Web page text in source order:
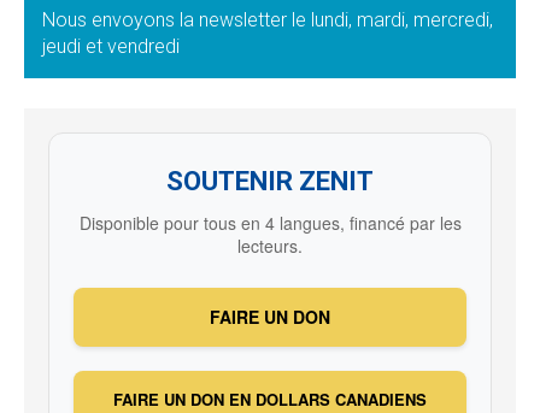
Nous envoyons la newsletter le lundi, mardi, mercredi,
jeudi et vendredi
SOUTENIR ZENIT
Disponible pour tous en 4 langues, financé par les
lecteurs.
FAIRE UN DON
FAIRE UN DON EN DOLLARS CANADIENS